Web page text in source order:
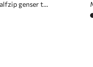
Myk og lett halfzip genser til herre